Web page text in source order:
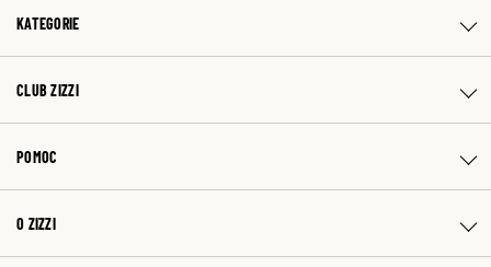
KATEGORIE
CLUB ZIZZI
POMOC
O ZIZZI